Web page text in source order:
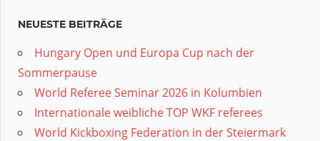
NEUESTE BEITRÄGE
Hungary Open und Europa Cup nach der
Sommerpause
World Referee Seminar 2026 in Kolumbien
Internationale weibliche TOP WKF referees
World Kickboxing Federation in der Steiermark